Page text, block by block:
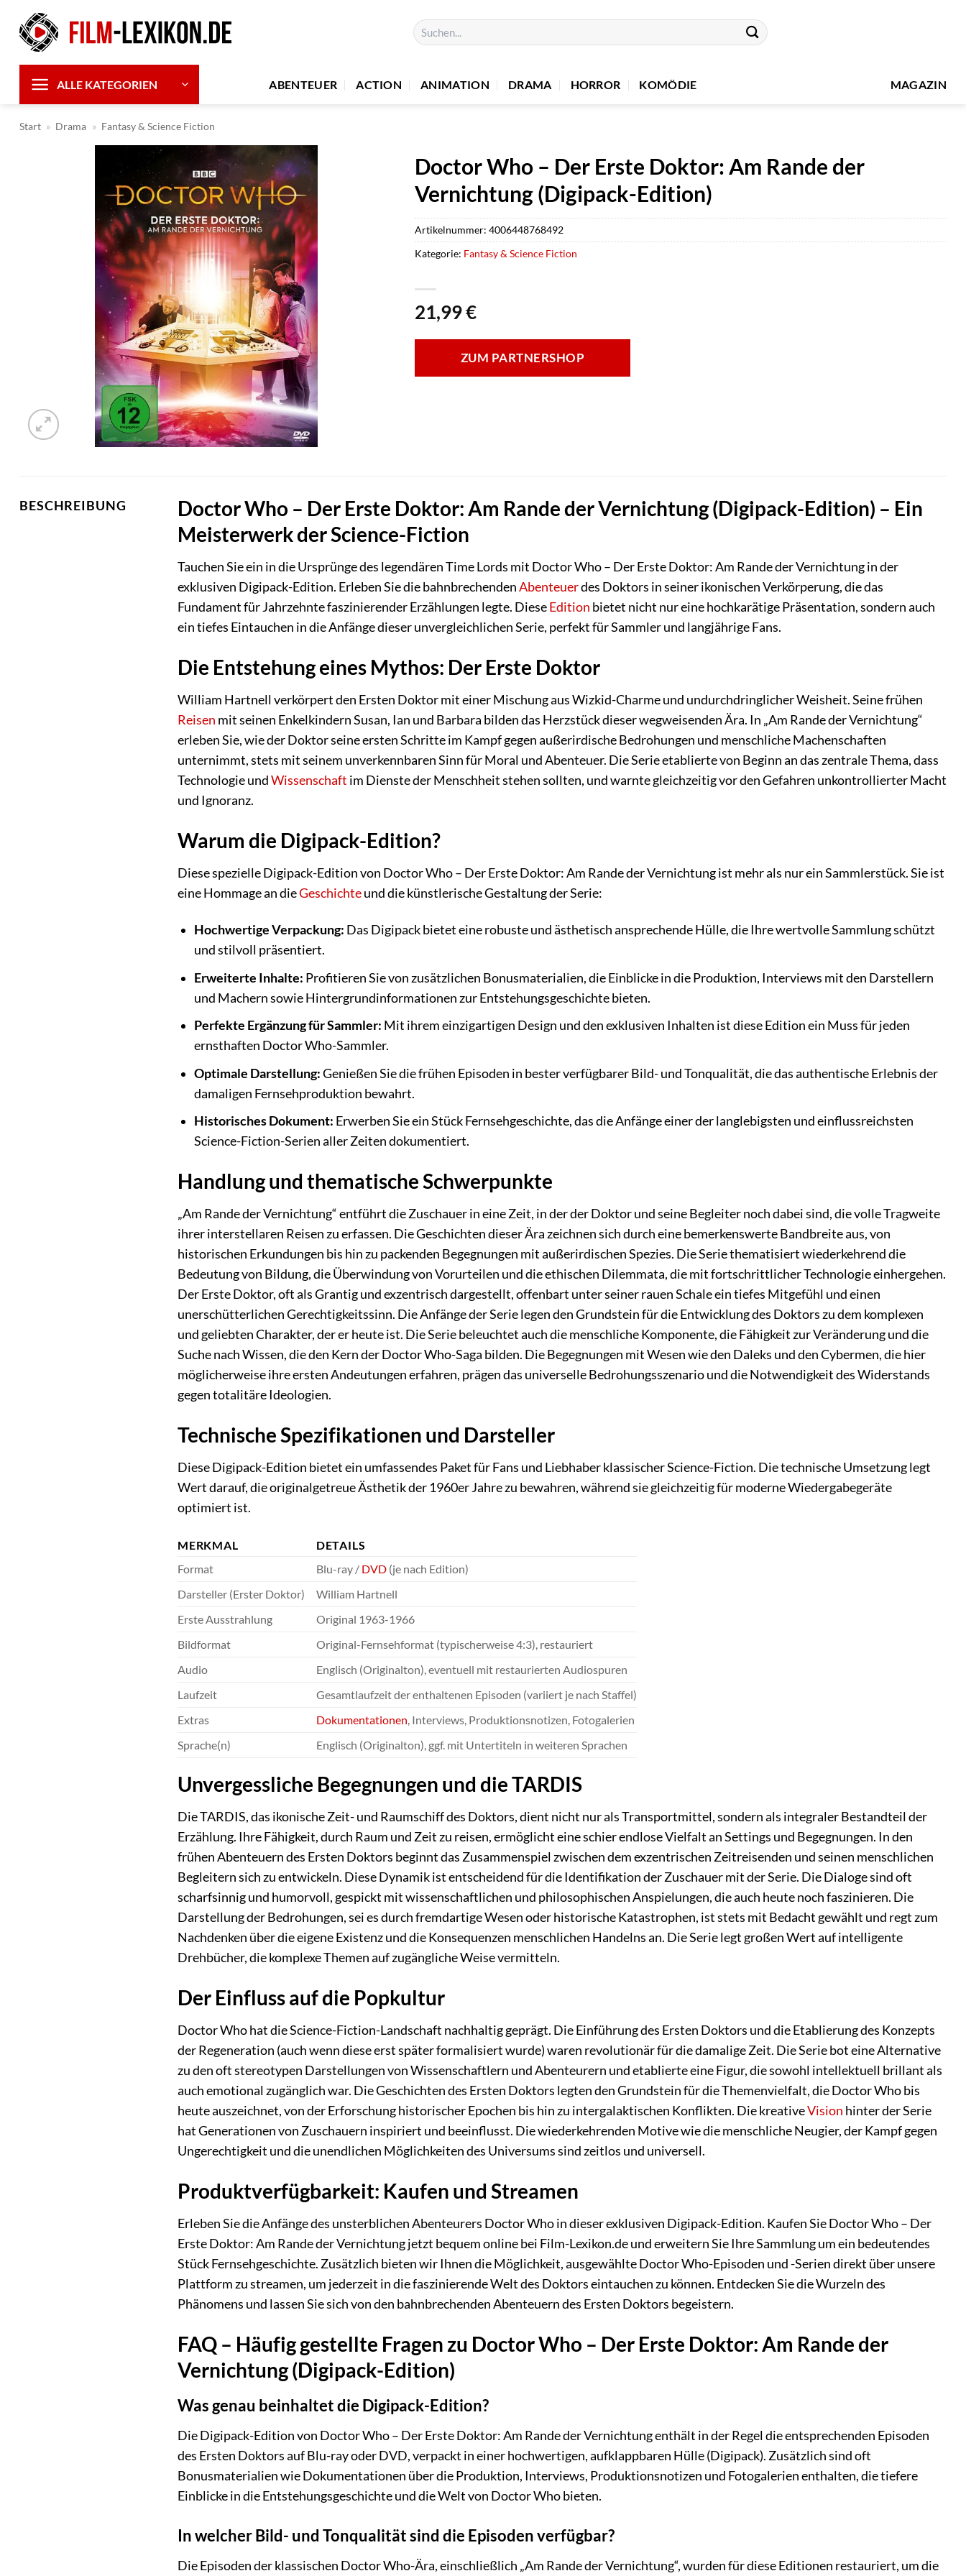
Inhalt
springen
Suchen
nach:
ALLE KATEGORIEN ABENTEUER ACTION ANIMATION DRAMA HORROR KOMÖDIE MAGAZIN
Start » Drama » Fantasy & Science Fiction
Doctor Who – Der Erste Doktor: Am Rande der
Vernichtung (Digipack-Edition)
21,99€
ZUM PARTNERSHOP
Artikelnummer: 4006448768492
Kategorie: Fantasy & Science Fiction
BESCHREIBUNG
Doctor Who – Der Erste Doktor: Am Rande der Vernichtung (Digipack-Edition) – Ein
Meisterwerk der Science-Fiction
Tauchen Sie ein in die Ursprünge des legendären Time Lords mit Doctor Who – Der Erste Doktor: Am Rande der Vernichtung in der
exklusiven Digipack-Edition. Erleben Sie die bahnbrechendenAbenteuerdes Doktors in seiner ikonischen Verkörperung, die das
Fundament für Jahrzehnte faszinierender Erzählungen legte. DieseEdition bietet nicht nur eine hochkarätige Präsentation, sondern auch
ein tiefes Eintauchen in die Anfänge dieser unvergleichlichen Serie, perfekt für Sammler und langjährige Fans.
Die Entstehung eines Mythos: Der Erste Doktor
William Hartnell verkörpert den Ersten Doktor mit einer Mischung aus Wizkid-Charme und undurchdringlicher Weisheit. Seine frühen
Reisen mit seinen Enkelkindern Susan, Ian und Barbara bilden das Herzstück dieser wegweisenden Ära. In „Am Rande der Vernichtung“
erleben Sie, wie der Doktor seine ersten Schritte im Kampf gegen außerirdische Bedrohungen und menschliche Machenschaften
unternimmt, stets mit seinem unverkennbaren Sinn für Moral und Abenteuer. Die Serie etablierte von Beginn an das zentrale Thema, dass
Technologie undWissenschaft im Dienste der Menschheit stehen sollten, und warnte gleichzeitig vor den Gefahren unkontrollierter Macht
und Ignoranz.
Warum die Digipack-Edition?
Diese spezielle Digipack-Edition von Doctor Who – Der Erste Doktor: Am Rande der Vernichtung ist mehr als nur ein Sammlerstück. Sie ist
eine Hommage an dieGeschichteund die künstlerische Gestaltung der Serie:
Hochwertige Verpackung: Das Digipack bietet eine robuste und ästhetisch ansprechende Hülle, die Ihre wertvolle Sammlung schützt
und stilvoll präsentiert.
Erweiterte Inhalte: Profitieren Sie von zusätzlichen Bonusmaterialien, die Einblicke in die Produktion, Interviews mit den Darstellern
und Machern sowie Hintergrundinformationen zur Entstehungsgeschichte bieten.
Perfekte Ergänzung für Sammler: Mit ihrem einzigartigen Design und den exklusiven Inhalten ist diese Edition ein Muss für jeden
ernsthaften Doctor Who-Sammler.
Optimale Darstellung:Genießen Sie die frühen Episoden in bester verfügbarer Bild- und Tonqualität, die das authentische Erlebnis der
damaligen Fernsehproduktion bewahrt.
Historisches Dokument: Erwerben Sie ein Stück Fernsehgeschichte, das die Anfänge einer der langlebigsten und einflussreichsten
Science-Fiction-Serien aller Zeiten dokumentiert.
Handlung und thematische Schwerpunkte
„Am Rande der Vernichtung“ entführt die Zuschauer in eine Zeit, in der der Doktor und seine Begleiter noch dabei sind, die volle Tragweite
ihrer interstellaren Reisen zu erfassen. Die Geschichten dieser Ära zeichnen sich durch eine bemerkenswerte Bandbreite aus, von
historischen Erkundungen bis hin zu packenden Begegnungen mit außerirdischen Spezies. Die Serie thematisiert wiederkehrend die
Bedeutung von Bildung, die Überwindung von Vorurteilen und die ethischen Dilemmata, die mit fortschrittlicher Technologie einhergehen.
Der Erste Doktor, oft als Grantig und exzentrisch dargestellt, offenbart unter seiner rauen Schale ein tiefes Mitgefühl und einen
unerschütterlichen Gerechtigkeitssinn. Die Anfänge der Serie legen den Grundstein für die Entwicklung des Doktors zu dem komplexen
und geliebten Charakter, der er heute ist. Die Serie beleuchtet auch die menschliche Komponente, die Fähigkeit zur Veränderung und die
Suche nach Wissen, die den Kern der Doctor Who-Saga bilden. Die Begegnungen mit Wesen wie den Daleks und den Cybermen, die hier
möglicherweise ihre ersten Andeutungen erfahren, prägen das universelle Bedrohungsszenario und die Notwendigkeit des Widerstands
gegen totalitäre Ideologien.
Technische Spezifikationen und Darsteller
Diese Digipack-Edition bietet ein umfassendes Paket für Fans und Liebhaber klassischer Science-Fiction. Die technische Umsetzung legt
Wert darauf, die originalgetreue Ästhetik der 1960er Jahre zu bewahren, während sie gleichzeitig für moderne Wiedergabegeräte
optimiert ist.
MERKMAL
DETAILS
Format
Blu-ray / DVD(je nach Edition)
Darsteller (Erster Doktor)
William Hartnell
Erste Ausstrahlung
Original 1963-1966
Bildformat
Original-Fernsehformat (typischerweise 4:3), restauriert
Audio
Englisch (Originalton), eventuell mit restaurierten Audiospuren
Laufzeit
Gesamtlaufzeit der enthaltenen Episoden (variiert je nach Staffel)
Extras
Dokumentationen, Interviews, Produktionsnotizen, Fotogalerien
Sprache(n)
Englisch (Originalton), ggf. mit Untertiteln in weiteren Sprachen
Unvergessliche Begegnungen und die TARDIS
Die TARDIS, das ikonische Zeit- und Raumschiff des Doktors, dient nicht nur als Transportmittel, sondern als integraler Bestandteil der
Erzählung. Ihre Fähigkeit, durch Raum und Zeit zu reisen, ermöglicht eine schier endlose Vielfalt an Settings und Begegnungen. In den
frühen Abenteuern des Ersten Doktors beginnt das Zusammenspiel zwischen dem exzentrischen Zeitreisenden und seinen menschlichen
Begleitern sich zu entwickeln. Diese Dynamik ist entscheidend für die Identifikation der Zuschauer mit der Serie. Die Dialoge sind oft
scharfsinnig und humorvoll, gespickt mit wissenschaftlichen und philosophischen Anspielungen, die auch heute noch faszinieren. Die
Darstellung der Bedrohungen, sei es durch fremdartige Wesen oder historische Katastrophen, ist stets mit Bedacht gewählt und regt zum
Nachdenken über die eigene Existenz und die Konsequenzen menschlichen Handelns an. Die Serie legt großen Wert auf intelligente
Drehbücher, die komplexe Themen auf zugängliche Weise vermitteln.
Der Einfluss auf die Popkultur
Doctor Who hat die Science-Fiction-Landschaft nachhaltig geprägt. Die Einführung des Ersten Doktors und die Etablierung des Konzepts
der Regeneration (auch wenn diese erst später formalisiert wurde) waren revolutionär für die damalige Zeit. Die Serie bot eine Alternative
zu den oft stereotypen Darstellungen von Wissenschaftlern und Abenteurern und etablierte eine Figur, die sowohl intellektuell brillant als
auch emotional zugänglich war. Die Geschichten des Ersten Doktors legten den Grundstein für die Themenvielfalt, die Doctor Who bis
heute auszeichnet, von der Erforschung historischer Epochen bis hin zu intergalaktischen Konflikten. Die kreativeVision hinter der Serie
hat Generationen von Zuschauern inspiriert und beeinflusst. Die wiederkehrenden Motive wie die menschliche Neugier, der Kampf gegen
Ungerechtigkeit und die unendlichen Möglichkeiten des Universums sind zeitlos und universell.
Produktverfügbarkeit: Kaufen und Streamen
Erleben Sie die Anfänge des unsterblichen Abenteurers Doctor Who in dieser exklusiven Digipack-Edition. Kaufen Sie Doctor Who – Der
Erste Doktor: Am Rande der Vernichtung jetzt bequem online bei Film-Lexikon.de und erweitern Sie Ihre Sammlung um ein bedeutendes
Stück Fernsehgeschichte. Zusätzlich bieten wir Ihnen die Möglichkeit, ausgewählte Doctor Who-Episoden und -Serien direkt über unsere
Plattform zu streamen, um jederzeit in die faszinierende Welt des Doktors eintauchen zu können. Entdecken Sie die Wurzeln des
Phänomens und lassen Sie sich von den bahnbrechenden Abenteuern des Ersten Doktors begeistern.
FAQ – Häufig gestellte Fragen zu Doctor Who – Der Erste Doktor: Am Rande der
Vernichtung (Digipack-Edition)
Was genau beinhaltet die Digipack-Edition?
Die Digipack-Edition von Doctor Who – Der Erste Doktor: Am Rande der Vernichtung enthält in der Regel die entsprechenden Episoden
des Ersten Doktors auf Blu-ray oder DVD, verpackt in einer hochwertigen, aufklappbaren Hülle (Digipack). Zusätzlich sind oft
Bonusmaterialien wie Dokumentationen über die Produktion, Interviews, Produktionsnotizen und Fotogalerien enthalten, die tiefere
Einblicke in die Entstehungsgeschichte und die Welt von Doctor Who bieten.
In welcher Bild- und Tonqualität sind die Episoden verfügbar?
Die Episoden der klassischen Doctor Who-Ära, einschließlich „Am Rande der Vernichtung“, wurden für diese Editionen restauriert, um die